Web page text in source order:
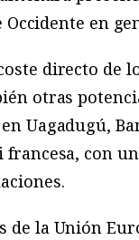
Occidente en
directo de
otras
Uagadugú,
con
de la Unión